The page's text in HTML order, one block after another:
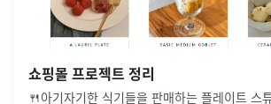
쇼핑몰 프로젝트 정리
🍴아기자기한 식기들을 판매하는 플레이트 스